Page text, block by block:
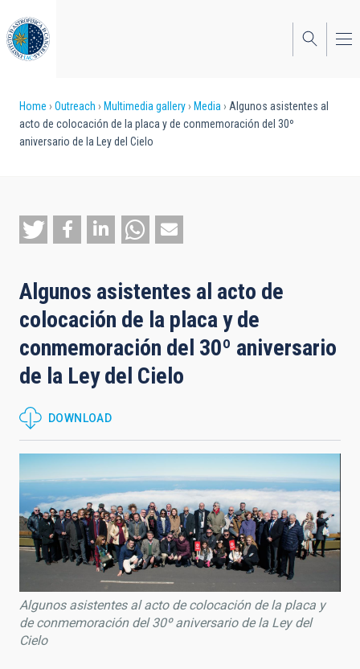
to
main
content
Breadcrumb
Home Outreach Multimedia gallery Media
Algunos asistentes al
acto de colocación de la placa y de conmemoración del 30º
aniversario de la Ley del Cielo
Algunos asistentes al acto de
colocación de la placa y de
conmemoración del 30º aniversario
de la Ley del Cielo
DOWNLOAD
Algunos asistentes al acto de colocación de la placa y
de conmemoración del 30º aniversario de la Ley del
Cielo